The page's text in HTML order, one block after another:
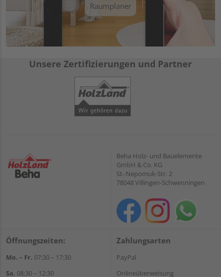
Raumplaner
Unsere Zertifizierungen und Partner
Beha Holz- und Bauelemente
GmbH & Co. KG
St.-Nepomuk-Str. 2
78048 Villingen-Schwenningen
Öffnungszeiten:
Mo. – Fr. 07:30 – 17:30
Sa. 08:30 – 12:30
Zahlungsarten
PayPal
Onlineüberweisung